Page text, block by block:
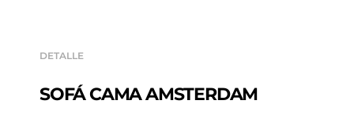
DETALLE
SOFÁ CAMA AMSTERDAM